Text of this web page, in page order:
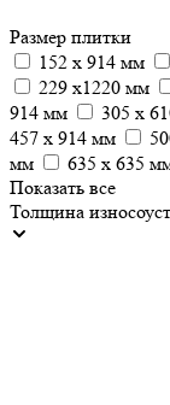
Размер плитки
152 x 914 мм
229 x1220 мм
914 мм
305 х
457 х 914 мм
мм
635 x 635
Показать все
Толщина